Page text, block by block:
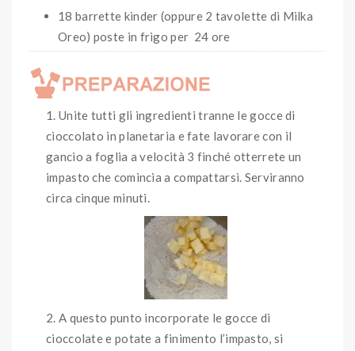
18 barrette kinder (oppure 2 tavolette di Milka
Oreo) poste in frigo per 24 ore
Unite tutti gli ingredienti tranne le gocce di
cioccolato in planetaria e fate lavorare con il
gancio a foglia a velocità 3 finché otterrete un
impasto che comincia a compattarsi. Serviranno
circa cinque minuti.
A questo punto incorporate le gocce di
cioccolate e potate a finimento l’impasto, si